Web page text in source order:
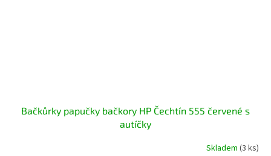
Bačkůrky papučky bačkory HP Čechtín 555 červené s
autíčky
Skladem (3 ks)